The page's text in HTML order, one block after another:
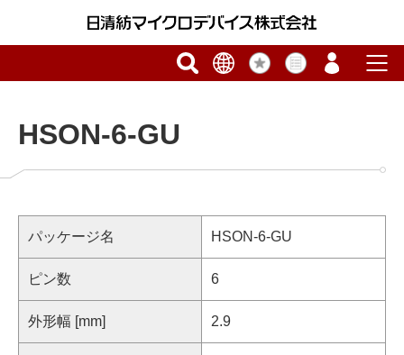
HSON-6-GU
パッケージ名 HSON-6-GU
ピン数 6
外形幅 [mm] 2.9